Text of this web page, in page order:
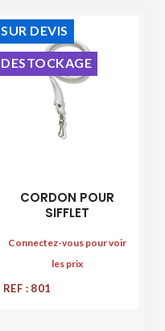
CORDON POUR
SIFFLET
Connectez-vous pour voir
les prix
REF : 801
SUR DEVIS
DESTOCKAGE